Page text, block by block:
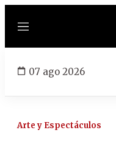
Menú
07 ago 2026
Arte y Espectáculos